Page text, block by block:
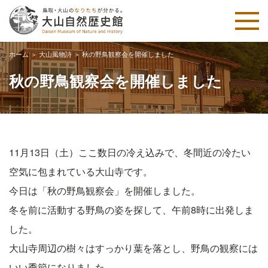
ホーム＞ 大山風物詩＞秋の野鳥観察会を開催しました
秋の野鳥観察会を開催しました
11月13日（土）ここ数日の冷え込みで、冬間近の冷たい
空気に包まれている大山寺です。
今日は「秋の野鳥観察会」を開催しました。
冬を前に活動する野鳥の姿を探して、午前8時に出発しま
した。
大山寺周辺の樹々はすっかり葉を落とし、野鳥の観察には